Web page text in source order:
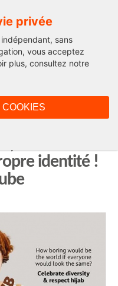
privée
sans
vous acceptez
plus, consultez notre
trahit
identité !